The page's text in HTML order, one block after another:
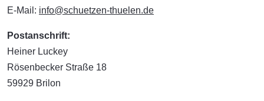
E-Mail: info@schuetzen-thuelen.de
Postanschrift:
Heiner Luckey
Rösenbecker Straße 18
59929 Brilon